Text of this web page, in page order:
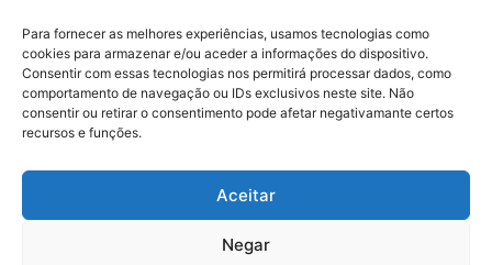
Para fornecer as melhores experiências, usamos tecnologias como
cookies para armazenar e/ou aceder a informações do dispositivo.
Consentir com essas tecnologias nos permitirá processar dados, como
comportamento de navegação ou IDs exclusivos neste site. Não
consentir ou retirar o consentimento pode afetar negativamante certos
recursos e funções.
Aceitar
Negar
FERRAMENTAS
Calculadora IMC
Quiz — Memória